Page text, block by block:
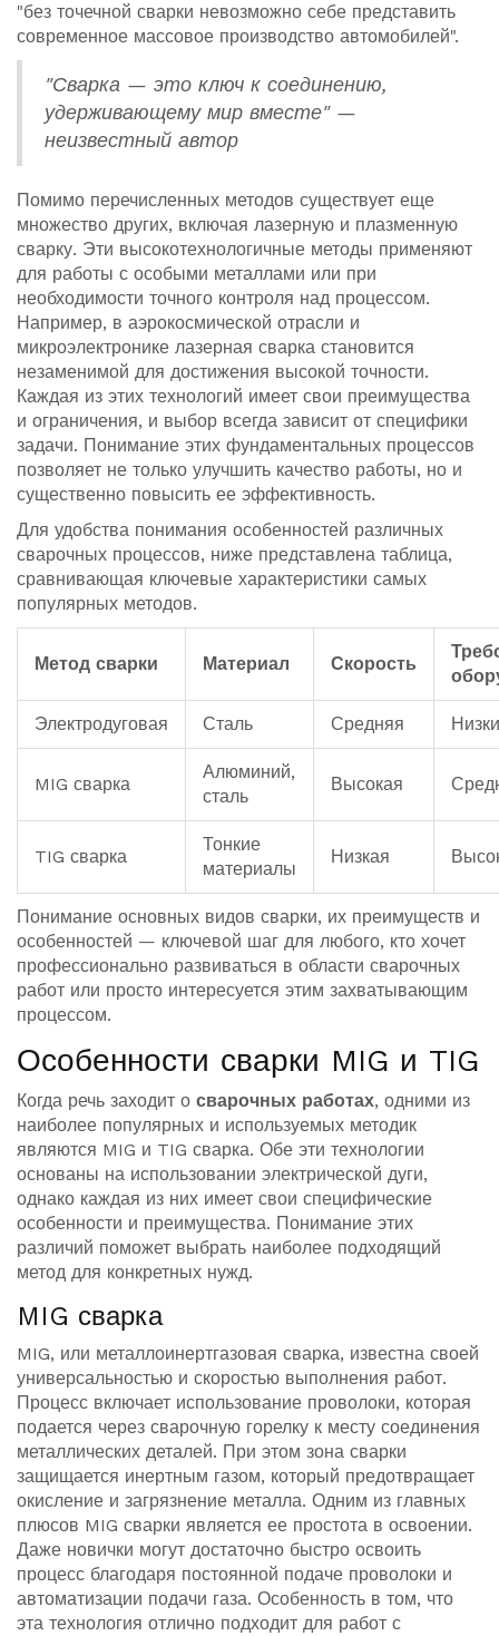
"без точечной сварки невозможно себе представить
современное массовое производство автомобилей".
"Сварка — это ключ к соединению,
удерживающему мир вместе" —
неизвестный автор
Помимо перечисленных методов существует еще
множество других, включая лазерную и плазменную
сварку. Эти высокотехнологичные методы применяют
для работы с особыми металлами или при
необходимости точного контроля над процессом.
Например, в аэрокосмической отрасли и
микроэлектронике лазерная сварка становится
незаменимой для достижения высокой точности.
Каждая из этих технологий имеет свои преимущества
и ограничения, и выбор всегда зависит от специфики
задачи. Понимание этих фундаментальных процессов
позволяет не только улучшить качество работы, но и
существенно повысить ее эффективность.
Для удобства понимания особенностей различных
сварочных процессов, ниже представлена таблица,
сравнивающая ключевые характеристики самых
популярных методов.
Метод сварки Материал Скорость
Электродуговая Сталь Средняя
MIG сварка
Алюминий,
сталь
Высокая
TIG сварка
Тонкие
материалы
Низкая
Понимание основных видов сварки, их преимуществ и
особенностей — ключевой шаг для любого, кто хочет
профессионально развиваться в области сварочных
работ или просто интересуется этим захватывающим
процессом.
Особенности сварки MIG и TIG
Когда речь заходит о сварочных работах, одними из
наиболее популярных и используемых методик
являются MIG и TIG сварка. Обе эти технологии
основаны на использовании электрической дуги,
однако каждая из них имеет свои специфические
особенности и преимущества. Понимание этих
различий поможет выбрать наиболее подходящий
метод для конкретных нужд.
MIG сварка
MIG, или металлоинертгазовая сварка, известна своей
универсальностью и скоростью выполнения работ.
Процесс включает использование проволоки, которая
подается через сварочную горелку к месту соединения
металлических деталей. При этом зона сварки
защищается инертным газом, который предотвращает
окисление и загрязнение металла. Одним из главных
плюсов MIG сварки является ее простота в освоении.
Даже новички могут достаточно быстро освоить
процесс благодаря постоянной подаче проволоки и
автоматизации подачи газа. Особенность в том, что
эта технология отлично подходит для работ с